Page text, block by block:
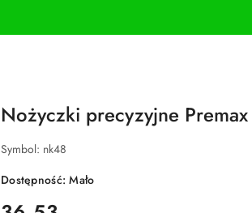
Nożyczki precyzyjne
Symbol: nk48
Dostępność:Mało